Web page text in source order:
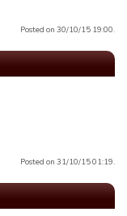
Posted on 30/10/15 19:00.
Posted on 31/10/15 01:19.